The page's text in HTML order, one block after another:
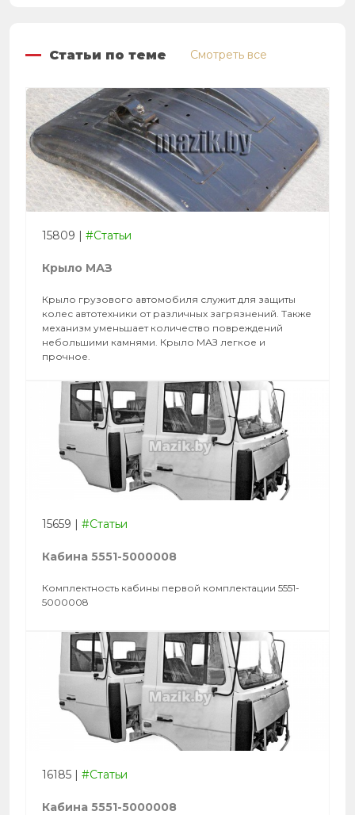
Статьи по теме Смотреть все
15809 | #Статьи
Крыло МАЗ
Крыло грузового автомобиля служит для защиты
колес автотехники от различных загрязнений. Также
механизм уменьшает количество повреждений
небольшими камнями. Крыло МАЗ легкое и
прочное.
15659 | #Статьи
Кабина 5551-5000008
Комплектность кабины первой комплектации 5551-
5000008
16185 | #Статьи
Кабина 5551-5000008